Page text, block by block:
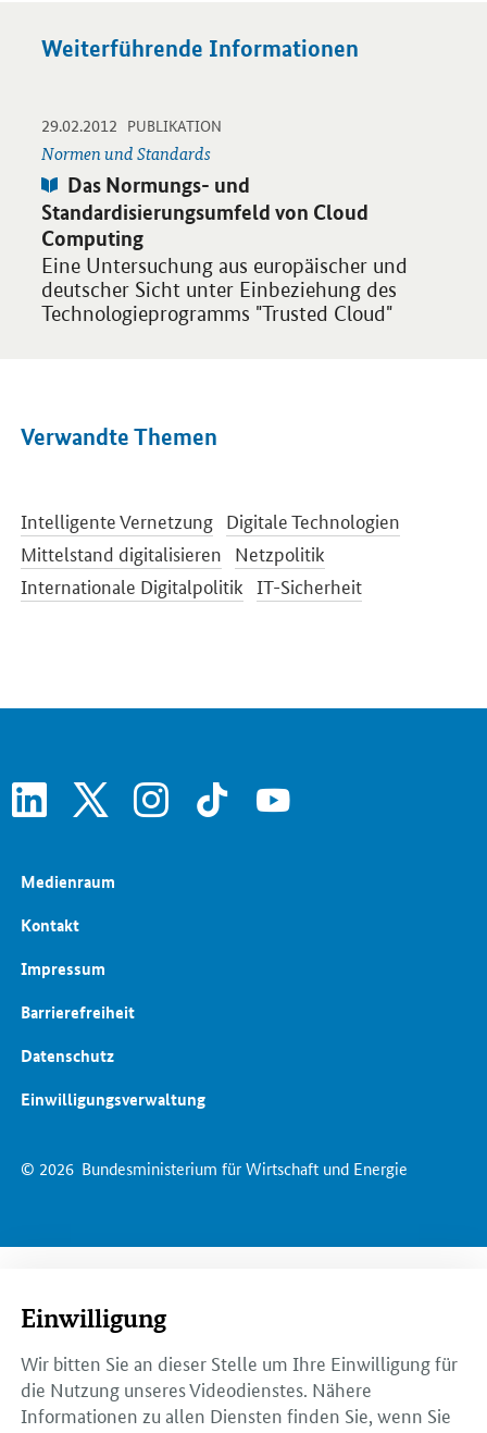
Weiterführende Informationen
29.02.2012 -
PUBLIKATION
Normen und Standards
Publikation:
Das Normungs- und
Standardisierungsumfeld von Cloud
Computing
Eine Untersuchung aus europäischer und
deutscher Sicht unter Einbeziehung des
Technologieprogramms "Trusted Cloud"
Öffnet PDF "Das Normungs- und Standardisierungsumfeld
Verwandte Themen
Intelligente Vernetzung Digitale Technologien
Mittelstand digitalisieren Netzpolitik
Internationale Digitalpolitik IT-Sicherheit
linkedin instagram tiktok youtube
© 2026 Bundesministerium für Wirtschaft und Energie
Medienraum
Kontakt
Impressum
Barrierefreiheit
Datenschutz
Einwilligungsverwaltung
Einwilligung
Wir bitten Sie an dieser Stelle um Ihre Einwilligung für
die Nutzung unseres Videodienstes. Nähere
Informationen zu allen Diensten finden Sie, wenn Sie